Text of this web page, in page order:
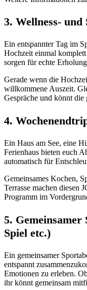
3. Wellness- und
Ein entspannter Tag im
Hochzeit einmal komplett
sorgen für echte
Gerade wenn die
willkommene Auszeit.
Gespräche und könnt die
4.
Ein Haus am See, eine
Ferienhaus bieten euch
automatisch für
Gemeinsames Kochen,
Terrasse machen diesen
Programm im
5.
Spiel etc.)
Ein gemeinsamer
entspannt
Emotionen zu erleben.
ihr könnt gemeinsam